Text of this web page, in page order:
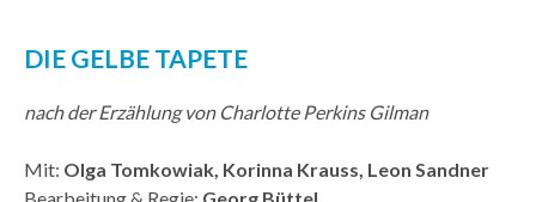
DIE GELBE TAPETE
nach der Erzählung von Charlotte Perkins Gilman
Mit: Olga Tomkowiak, Korinna Krauss, Leon Sandner